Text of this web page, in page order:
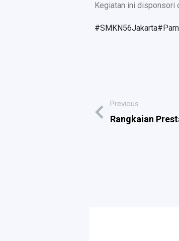
Kegiatan ini disponsori
#SMKN56Jakarta
Previous
Rangkaian